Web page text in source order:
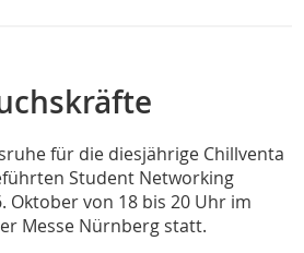
für die diesjährige Chillventa
Student Networking
Oktober von 18 bis 20 Uhr im
Messe Nürnberg statt.